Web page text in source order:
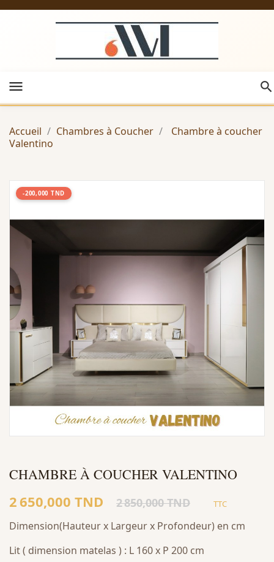
menu
Accueil Chambres à Coucher
Chambre à coucher
Valentino
-200,000 TND
CHAMBRE À COUCHER VALENTINO
2 650,000 TND 2 850,000 TND TTC
Dimension(Hauteur x Largeur x Profondeur) en cm
Lit ( dimension matelas ) : L 160 x P 200 cm